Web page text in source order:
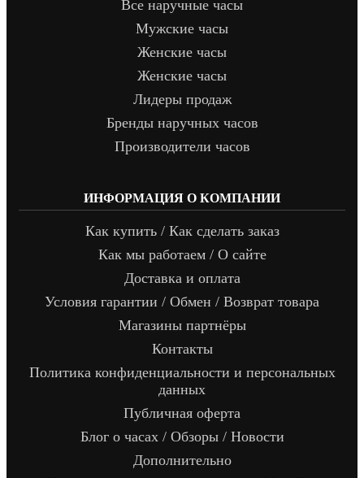
Все наручные часы
Мужские часы
Женские часы
Женские часы
Лидеры продаж
Бренды наручных часов
Производители часов
ИНФОРМАЦИЯ О КОМПАНИИ
Как купить / Как сделать заказ
Как мы работаем / О сайте
Доставка и оплата
Условия гарантии / Обмен / Возврат товара
Магазины партнёры
Контакты
Политика конфиденциальности и персональных
данных
Публичная оферта
Блог о часах / Обзоры / Новости
Дополнительно